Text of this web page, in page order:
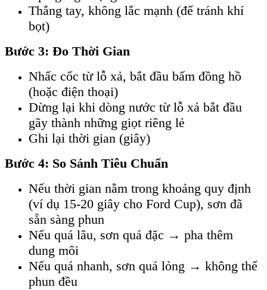
Thẳng tay, không lắc mạnh (để tránh khí
bọt)
Bước 3: Đo Thời Gian
Nhấc cốc từ lỗ xả, bắt đầu bấm đồng hồ
(hoặc điện thoại)
Dừng lại khi dòng nước từ lỗ xả bắt đầu
gãy thành những giọt riêng lẻ
Ghi lại thời gian (giây)
Bước 4: So Sánh Tiêu Chuẩn
Nếu thời gian nằm trong khoảng quy định
(ví dụ 15-20 giây cho Ford Cup), sơn đã
sẵn sàng phun
Nếu quá lâu, sơn quá đặc → pha thêm
dung môi
Nếu quá nhanh, sơn quá lỏng → không thể
phun đều